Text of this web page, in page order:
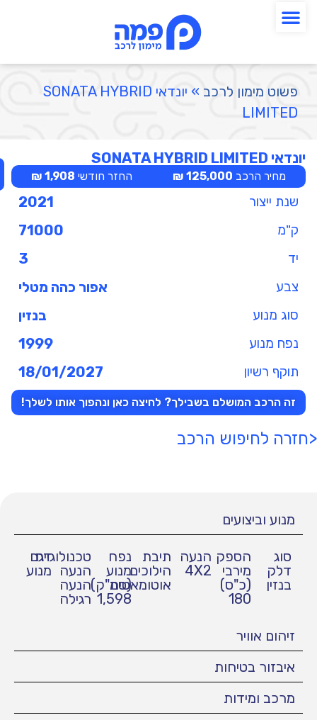
פשוט מימון לרכב »
יונדאי SONATA HYBRID
LIMITED
יונדאי SONATA HYBRID LIMITED
מחיר הרכב 125,000 ₪ החזר חודשי 1,908 ₪
שנת ייצור 2021
ק"מ 71000
יד 3
צבע אפור כהה מטלי
סוג מנוע בנזין
נפח מנוע 1999
תוקף רשיון 18/01/2027
זה הרכב המושלם בשבילך? לחיצה כאן ונהפוך אותו לשלך!
<חזרה לחיפוש הרכב
מנוע וביצועים
סוג
דלק
בנזין
הספק
מירבי
(כ"ס)
180
הנעה
4X2
תיבת
הילוכים
אוטומאטית
נפח
מנוע
(סמ"ק)
1,598
טכנולוגיית
הנעה
הנעה
רגילה
דגם
מנוע
זיהום אוויר
איבזור בטיחות
מרכב ומידות